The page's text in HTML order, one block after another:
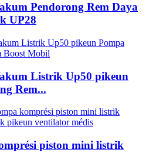
Pendorong Rem Daya
UP28
Listrik Up50 pikeun
Rem...
piston mini listrik